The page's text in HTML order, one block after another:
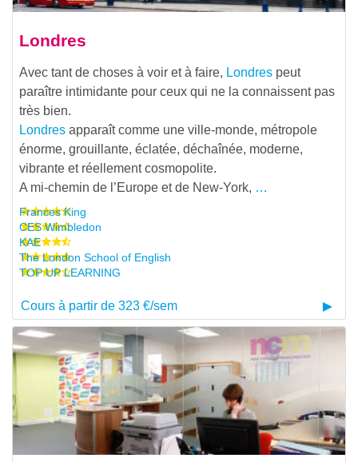
Londres
Avec tant de choses à voir et à faire, Londres peut
paraître intimidante pour ceux qui ne la connaissent pas
très bien.
Londres apparaît comme une ville-monde, métropole
énorme, grouillante, éclatée, déchaînée, moderne,
vibrante et réellement cosmopolite.
A mi-chemin de l’Europe et de New-York, …
Frances King
CES Wimbledon
KAE
The London School of English
TOP UP LEARNING
Cours à partir de 323 €/sem